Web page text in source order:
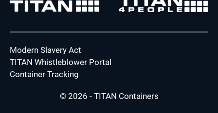
Modern Slavery Act
TITAN Whistleblower Portal
Container Tracking
© 2026 - TITAN Containers